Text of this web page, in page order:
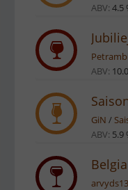
ABV: 4.5
ABV:
GiN /
ABV: 5.9
arvyds13